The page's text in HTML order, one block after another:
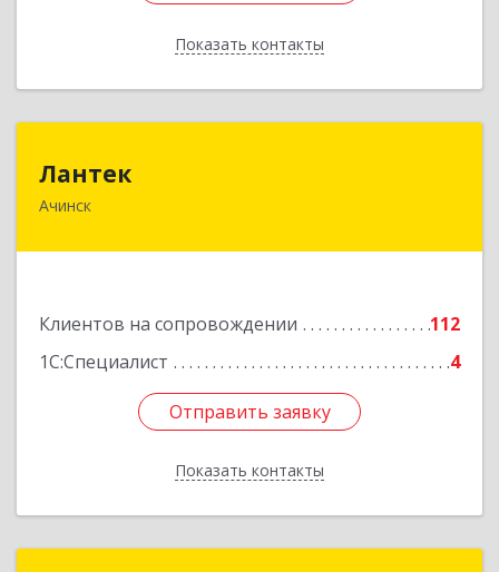
Показать контакты
Назад
Лантек
Ачинск
Клиентов на сопровождении
112
1С:Специалист
4
Отправить заявку
Показать контакты
Отправить заявку
Назад